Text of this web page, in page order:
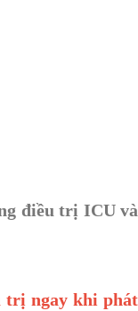
điều trị ICU và
trị ngay khi phát